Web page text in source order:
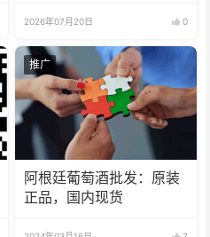
2026年07月20日 0
推广
阿根廷葡萄酒批发：原装
正品，国内现货